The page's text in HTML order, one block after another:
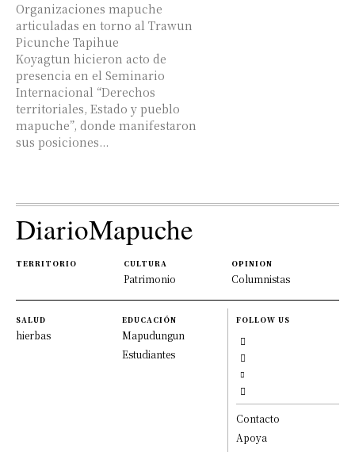
Organizaciones mapuche
articuladas en torno al Trawun
Picunche Tapihue
Koyagtun hicieron acto de
presencia en el Seminario
Internacional “Derechos
territoriales, Estado y pueblo
mapuche”, donde manifestaron
sus posiciones...
DiarioMapuche
TERRITORIO CULTURA
Patrimonio
OPINION
Columnistas
SALUD
hierbas
EDUCACIÓN
Mapudungun
Estudiantes
FOLLOW US
Contacto
Apoya